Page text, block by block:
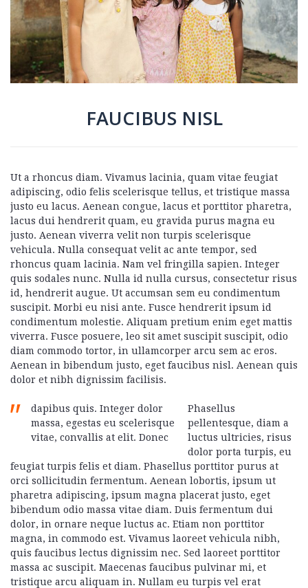
FAUCIBUS NISL
Ut a rhoncus diam. Vivamus lacinia, quam vitae feugiat
adipiscing, odio felis scelerisque tellus, et tristique massa
justo eu lacus. Aenean congue, lacus et porttitor pharetra,
lacus dui hendrerit quam, eu gravida purus magna eu
justo. Aenean viverra velit non turpis scelerisque
vehicula. Nulla consequat velit ac ante tempor, sed
rhoncus quam lacinia. Nam vel fringilla sapien. Integer
quis sodales nunc. Nulla id nulla cursus, consectetur risus
id, hendrerit augue. Ut accumsan sem eu condimentum
suscipit. Morbi eu nisi ante. Fusce hendrerit ipsum id
condimentum molestie. Aliquam pretium enim eget mattis
viverra. Fusce posuere, leo sit amet suscipit suscipit, odio
diam commodo tortor, in ullamcorper arcu sem ac eros.
Aenean in bibendum justo, eget faucibus nisl. Aenean quis
dolor et nibh dignissim facilisis.
dapibus quis. Integer dolor
massa, egestas eu scelerisque
vitae, convallis at elit. Donec
Phasellus
pellentesque, diam a
luctus ultricies, risus
dolor porta turpis, eu
feugiat turpis felis et diam. Phasellus porttitor purus at
orci sollicitudin fermentum. Aenean lobortis, ipsum ut
pharetra adipiscing, ipsum magna placerat justo, eget
bibendum odio massa vitae diam. Duis fermentum dui
dolor, in ornare neque luctus ac. Etiam non porttitor
magna, in commodo est. Vivamus laoreet vehicula nibh,
quis faucibus lectus dignissim nec. Sed laoreet porttitor
massa ac suscipit. Maecenas faucibus pulvinar mi, et
tristique arcu aliquam in. Nullam eu turpis vel erat